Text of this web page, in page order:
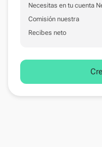
Necesitas en tu cuenta
Comisión nuestra
Recibes neto